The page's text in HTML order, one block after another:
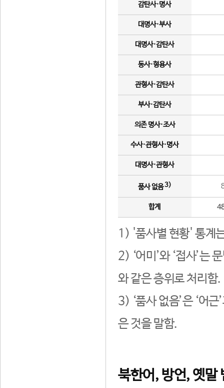
감탄사·명사
대명사·부사
대명사·감탄사
동사·형용사
관형사·감탄사
부사·감탄사
의존 명사·조사
수사·관형사·명사
대명사·관형사
품사 없음3)
합계
1) '품사별 현황' 통계
2) ‘어미’와 ‘접사’는
와 같은 층위로 처리함.
3) ‘품사 없음’은 ‘어
은 것을 말함.
북한어, 방언, 옛말